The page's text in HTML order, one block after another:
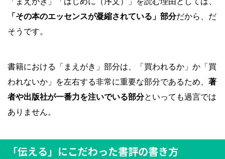
「その本のエッセンスが凝縮されている」部分だから、だ
そうです。
書籍における「まえがき」部分は、「買われるか」か「買
われないか」を左右する非常に重要な部分であるため、 著
者や出版社が一番力を注いでいる部分といっても過言では
ありません。
「伝える」にこだわった書評の書き方